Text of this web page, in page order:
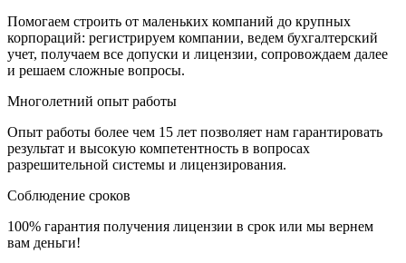
Помогаем строить от маленьких компаний до крупных
корпораций: регистрируем компании, ведем бухгалтерский
учет, получаем все допуски и лицензии, сопровождаем далее
и решаем сложные вопросы.
Многолетний опыт работы
Опыт работы более чем 15 лет позволяет нам гарантировать
результат и высокую компетентность в вопросах
разрешительной системы и лицензирования.
Соблюдение сроков
100% гарантия получения лицензии в срок или мы вернем
вам деньги!